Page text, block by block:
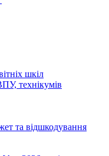
шкіл
технікумів
та відшкодування